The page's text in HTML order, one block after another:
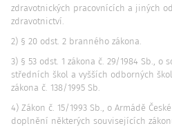
zdravotnických pracovnících a jiných
zdravotnictví.
2) § 20 odst. 2 branného zákona.
3) § 53 odst. 1 zákona č. 29/1984 Sb., o
středních škol a vyšších odborných
zákona č. 138/1995 Sb.
4) Zákon č. 15/1993 Sb., o Armádě
doplnění některých souvisejících